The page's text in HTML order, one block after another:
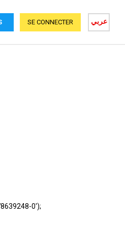
عربي SE CONNECTER